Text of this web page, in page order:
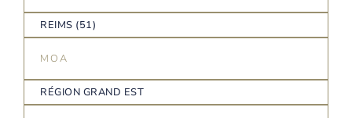
REIMS (51)
MOA
RÉGION GRAND EST